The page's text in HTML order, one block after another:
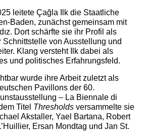
leitete Çağla Ilk die Staatliche
Baden, zunächst gemeinsam mit
Dort schärfte sie ihr Profil als
Schnittstelle von Ausstellung und
Klang versteht Ilk dabei als
und politisches Erfahrungsfeld.
wurde ihre Arbeit zuletzt als
Pavillons der 60.
– La Biennale di
Titel Thresholdsversammelte sie
Akstaller, Yael Bartana, Robert
Ersan Mondtag und Jan St.